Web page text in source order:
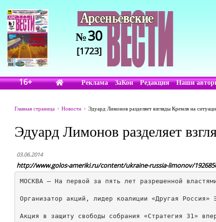
№30
[1723]
16+ Реклама ЗаКон Редакция Наши
Главная страница Новости Эдуард Лимонов разделяет взгляды Кремля на
Эдуард Лимонов разделяет
03.06.2014
http://www.golos-ameriki.ru/content/ukraine-russia-limonov/
МОСКВА – На первой за пять лет разрешенной
Организатор акций, лидер коалиции «Другая
Акция в защиту свободы собрания «Стратегия 31»